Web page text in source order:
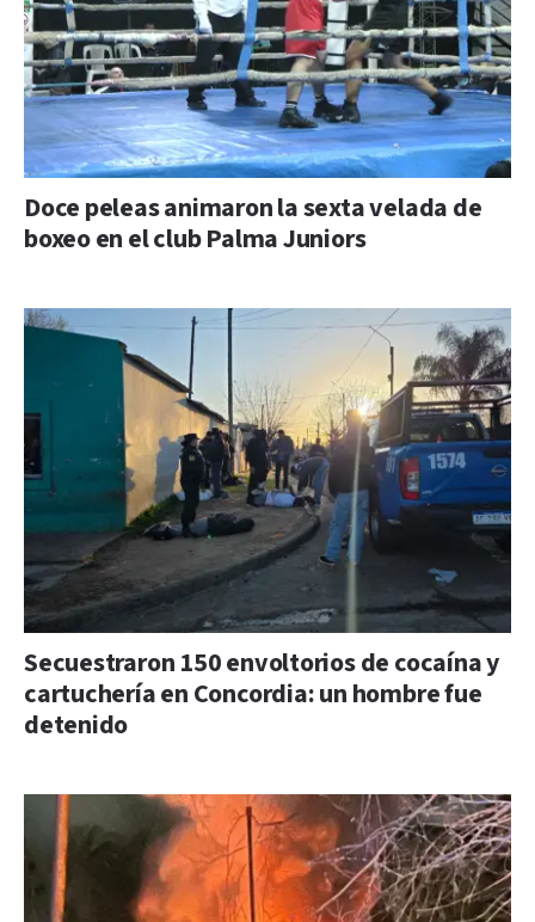
Doce peleas animaron la sexta velada de
boxeo en el club Palma Juniors
Secuestraron 150 envoltorios de cocaína y
cartuchería en Concordia: un hombre fue
detenido